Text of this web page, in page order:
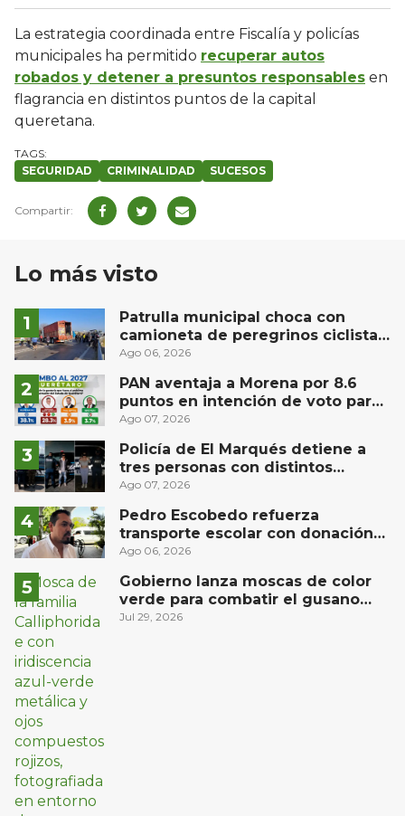
La estrategia coordinada entre Fiscalía y policías
municipales ha permitido recuperar autos
robados y detener a presuntos responsables en
flagrancia en distintos puntos de la capital
queretana.
SEGURIDAD CRIMINALIDAD SUCESOS
Lo más visto
Patrulla municipal choca con
camioneta de peregrinos ciclistas
en la autopista México-Querétaro
Ago 06, 2026
PAN aventaja a Morena por 8.6
puntos en intención de voto para
gubernatura de Querétaro, según
Ago 07, 2026
Policía de El Marqués detiene a
tres personas con distintos
narcóticos
Ago 07, 2026
Pedro Escobedo refuerza
transporte escolar con donación
de camión de Flecha Amarilla para
Ago 06, 2026
Gobierno lanza moscas de color
verde para combatir el gusano
barrenador: no las mates
Jul 29, 2026